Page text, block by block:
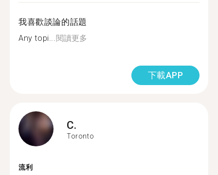
我喜歡談論的話題
Any topi... 閱讀更多
下載APP
C.
Toronto
流利